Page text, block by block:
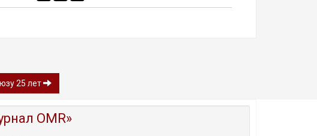
25 лет
OMR»